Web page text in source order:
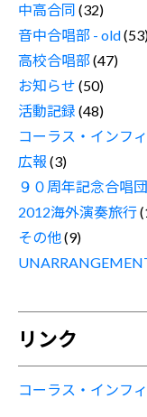
中高合同 (32)
音中合唱部 - old
高校合唱部(47)
お知らせ (50)
活動記録 (48)
コーラス・インフ
広報 (3)
９０周年記念合唱団
2012海外演奏旅行
その他(9)
リンク
コーラス・インフ